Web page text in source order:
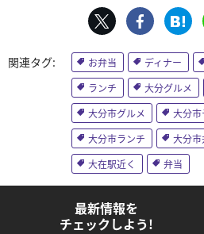
お弁当 ディナー
ランチ
大分グルメ
大分市グルメ
大分市
大分市ランチ
大分市
大在駅近く
弁当
最新情報を
チェックしよう!